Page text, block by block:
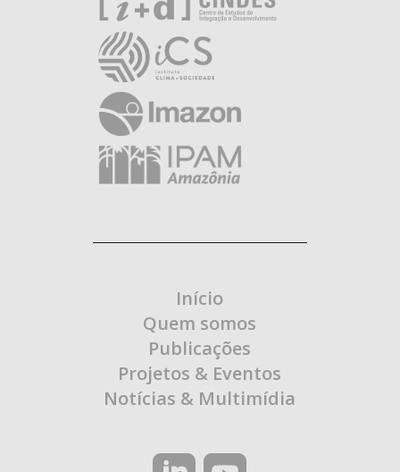
Início
Quem somos
Publicações
Projetos & Eventos
Notícias & Multimídia